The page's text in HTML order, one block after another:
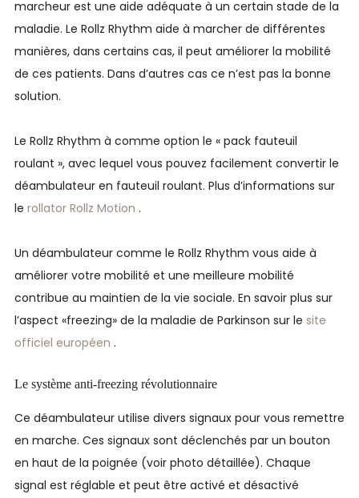
marcheur est une aide adéquate à un certain stade de la
maladie. Le Rollz Rhythm aide à marcher de différentes
manières, dans certains cas, il peut améliorer la mobilité
de ces patients. Dans d’autres cas ce n’est pas la bonne
solution.
Le Rollz Rhythm à comme option le « pack fauteuil
roulant », avec lequel vous pouvez facilement convertir le
déambulateur en fauteuil roulant. Plus d’informations sur
le rollator Rollz Motion .
Un déambulateur comme le Rollz Rhythm vous aide à
améliorer votre mobilité et une meilleure mobilité
contribue au maintien de la vie sociale. En savoir plus sur
l’aspect «freezing» de la maladie de Parkinson sur le site
officiel européen .
Le système anti-freezing révolutionnaire
Ce déambulateur utilise divers signaux pour vous remettre
en marche. Ces signaux sont déclenchés par un bouton
en haut de la poignée (voir photo détaillée). Chaque
signal est réglable et peut être activé et désactivé